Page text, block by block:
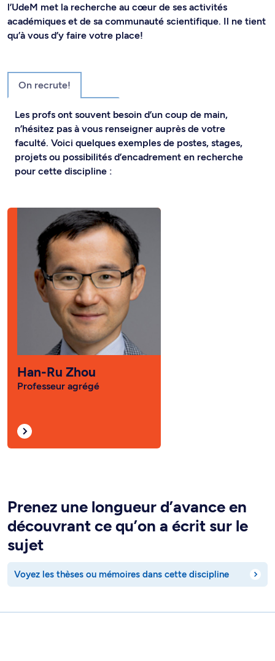
l’UdeM met la recherche au cœur de ses activités
académiques et de sa communauté scientifique. Il ne tient
qu’à vous d’y faire votre place!
On recrute!
Les profs ont souvent besoin d’un coup de main,
n’hésitez pas à vous renseigner auprès de votre
faculté. Voici quelques exemples de postes, stages,
projets ou possibilités d’encadrement en recherche
pour cette discipline :
Han-Ru Zhou
Professeur agrégé
Prenez une longueur d’avance en
découvrant ce qu’on a écrit sur le
sujet
Voyez les thèses ou mémoires dans cette discipline